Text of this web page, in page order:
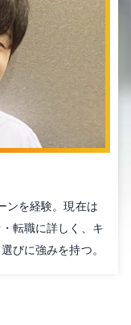
ンを経験。現在は
転職に詳しく、キ
びに強みを持つ。